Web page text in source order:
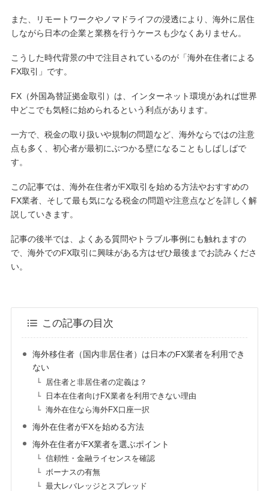
また、リモートワークやノマドライフの浸透により、海外に居住
しながら日本の企業と業務を行うケースも少なくありません。
こうした時代背景の中で注目されているのが「海外在住者による
FX取引」です。
FX（外国為替証拠金取引）は、インターネット環境があれば世界
中どこでも気軽に始められるという利点があります。
一方で、税金の取り扱いや規制の問題など、海外ならではの注意
点も多く、初心者が最初にぶつかる壁になることもしばしばで
す。
この記事では、海外在住者がFX取引を始める方法やおすすめの
FX業者、そして最も気になる税金の問題や注意点などを詳しく解
説していきます。
記事の後半では、よくある質問やトラブル事例にも触れますの
で、海外でのFX取引に興味がある方はぜひ最後までお読みくださ
い。
この記事の目次
海外移住者（国内非居住者）は日本のFX業者を利用でき
ない
居住者と非居住者の定義は？
日本在住者向けFX業者を利用できない理由
海外在住なら海外FX口座一択
海外在住者がFXを始める方法
海外在住者がFX業者を選ぶポイント
信頼性・金融ライセンスを確認
ボーナスの有無
最大レバレッジとスプレッド